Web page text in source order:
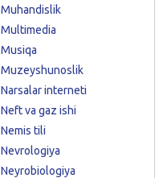
Muhandislik
Multimedia
Musiqa
Muzeyshunoslik
Narsalar interneti
Neft va gaz ishi
Nemis tili
Nevrologiya
Neyrobiologiya